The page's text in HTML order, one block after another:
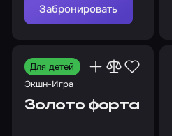
Забронировать
Для детей
Экшн-Игра
Золото форта